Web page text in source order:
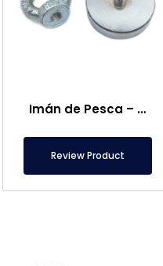
Imán de Pesca – Potente Imán de Rescate Marino
Review Product